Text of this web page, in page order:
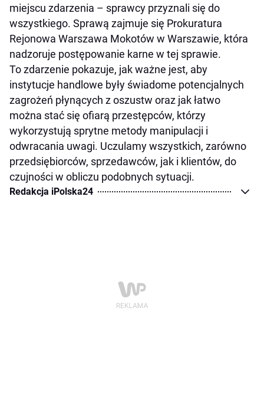
miejscu zdarzenia – sprawcy przyznali się do
wszystkiego. Sprawą zajmuje się Prokuratura
Rejonowa Warszawa Mokotów w Warszawie, która
nadzoruje postępowanie karne w tej sprawie.
To zdarzenie pokazuje, jak ważne jest, aby
instytucje handlowe były świadome potencjalnych
zagrożeń płynących z oszustw oraz jak łatwo
można stać się ofiarą przestępców, którzy
wykorzystują sprytne metody manipulacji i
odwracania uwagi. Uczulamy wszystkich, zarówno
przedsiębiorców, sprzedawców, jak i klientów, do
czujności w obliczu podobnych sytuacji.
Redakcja iPolska24